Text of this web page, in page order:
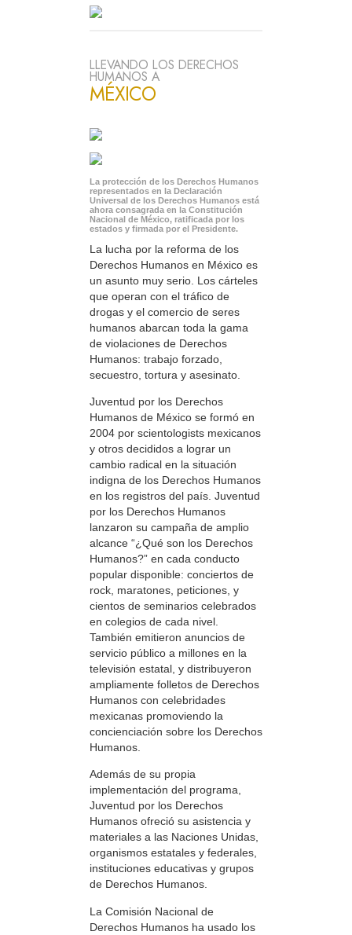
LLEVANDO LOS DERECHOS
HUMANOS A
MÉXICO
La protección de los Derechos Humanos
representados en la Declaración
Universal de los Derechos Humanos está
ahora consagrada en la Constitución
Nacional de México, ratificada por los
estados y firmada por el Presidente.
La lucha por la reforma de los
Derechos Humanos en México es
un asunto muy serio. Los cárteles
que operan con el tráfico de
drogas y el comercio de seres
humanos abarcan toda la gama
de violaciones de Derechos
Humanos: trabajo forzado,
secuestro, tortura y asesinato.
Juventud por los Derechos
Humanos de México se formó en
2004 por scientologists mexicanos
y otros decididos a lograr un
cambio radical en la situación
indigna de los Derechos Humanos
en los registros del país. Juventud
por los Derechos Humanos
lanzaron su campaña de amplio
alcance “¿Qué son los Derechos
Humanos?” en cada conducto
popular disponible: conciertos de
rock, maratones, peticiones, y
cientos de seminarios celebrados
en colegios de cada nivel.
También emitieron anuncios de
servicio público a millones en la
televisión estatal, y distribuyeron
ampliamente folletos de Derechos
Humanos con celebridades
mexicanas promoviendo la
concienciación sobre los Derechos
Humanos.
Además de su propia
implementación del programa,
Juventud por los Derechos
Humanos ofreció su asistencia y
materiales a las Naciones Unidas,
organismos estatales y federales,
instituciones educativas y grupos
de Derechos Humanos.
La Comisión Nacional de
Derechos Humanos ha usado los